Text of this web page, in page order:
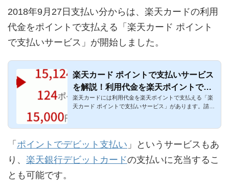
2018年9月27日支払い分からは、楽天カードの利用
代金をポイントで支払える「楽天カード ポイント
で支払いサービス」が開始しました。
楽天カード ポイントで支払いサービス
を解説！利用代金を楽天ポイントで支
払えるように
楽天カードには利用代金を楽天ポイントで支払える「楽
天カード ポイントで支払いサービス」があります。請求
「 ポイントでデビット支払い 」というサービスもあ
り、 楽天銀行デビットカードの支払いに充当するこ
とも可能です。